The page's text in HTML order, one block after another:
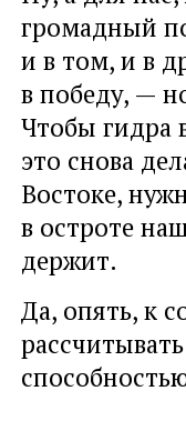
громадный
и в том, и в
в победу, —
Чтобы гидра
это снова
Востоке,
в остроте
держит.
Да, опять, к